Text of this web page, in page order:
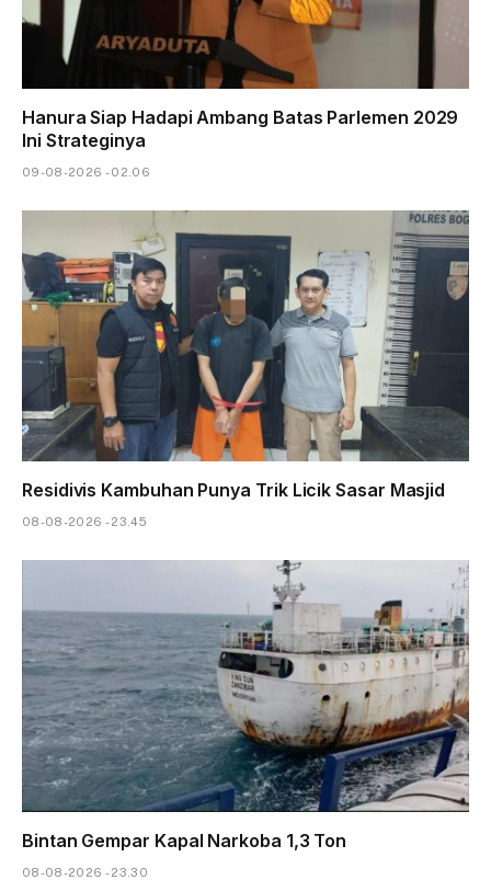
Hanura Siap Hadapi Ambang Batas Parlemen 2029
Ini Strateginya
09-08-2026 - 02.06
Residivis Kambuhan Punya Trik Licik Sasar Masjid
08-08-2026 - 23.45
Bintan Gempar Kapal Narkoba 1,3 Ton
08-08-2026 - 23.30